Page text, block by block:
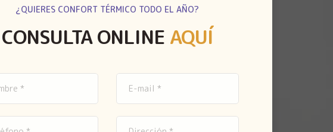
¿QUIERES CONFORT TÉRMICO TODO EL AÑO?
CONSULTA ONLINE AQUÍ